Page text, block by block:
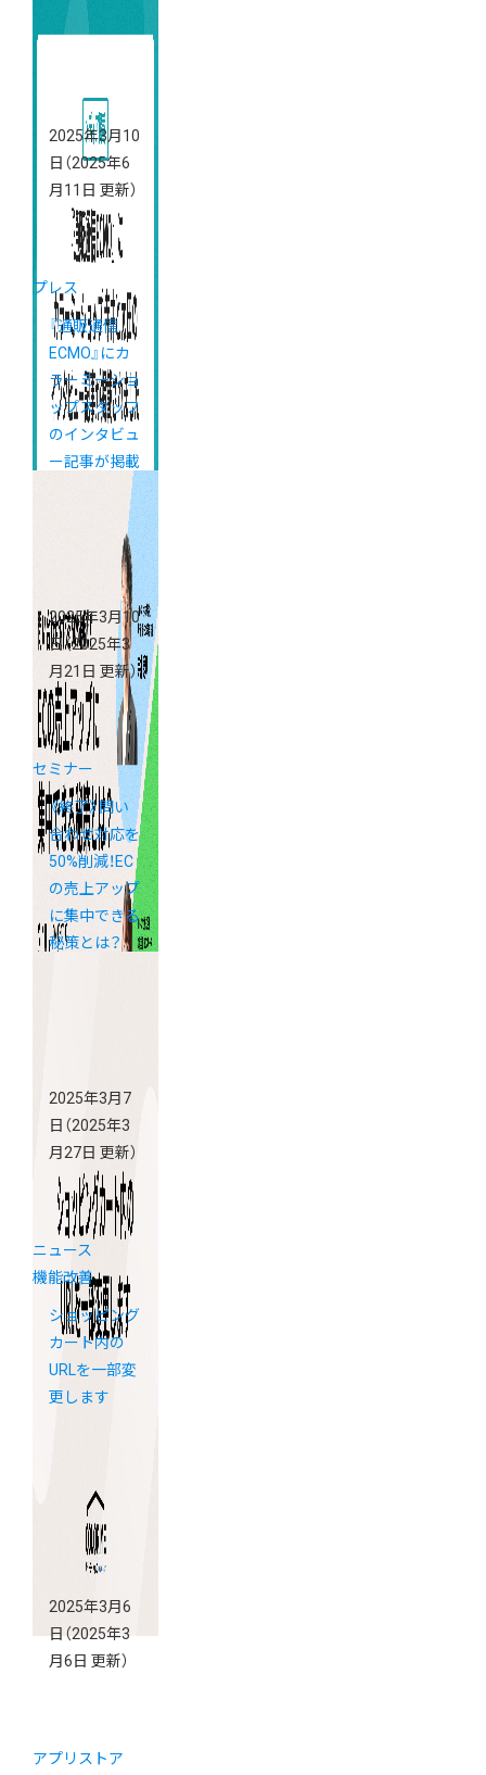
2025年3月10
日 （2025年6
月11日 更新）
プレス
『通販通信
ECMO』にカ
ラーミーショ
ップスタッフ
のインタビュ
ー記事が掲載
2025年3月10
日（2025年3
月21日 更新）
セミナー
《終了》問い
合わせ対応を
50%削減！EC
の売上アップ
に集中できる
秘策とは？
2025年3月7
日 （2025年3
月27日 更新）
ニュース
機能改善
ショッピング
カート内の
URLを一部変
更します
2025年3月6
日（2025年3
月6日 更新）
アプリストア